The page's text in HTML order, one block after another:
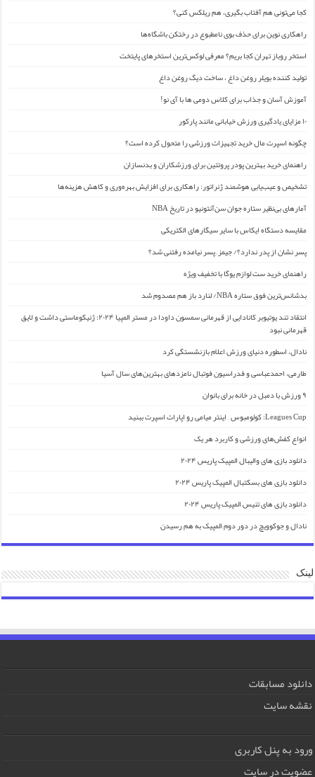
کجا می‌تونی هم آفتاب بگیری، هم ریلکس کنی؟
راهکاری نوین برای حذف بوی نامطبوع در رختکن باشگاه‌ها
استخر روباز تهران کجا بریم؟ معرفی لوکس‌ترین استخرهای پایتخت
تولید کننده بویلر روغن داغ ، ساخت دیگ روغن داغ
آموزش آسان و جذاب برای کلاس دومی ها با آی نو!
۱۰ مزایای یادگیری ورزش خیابانی مانند پارکور
چگونه اسپرت مال خرید تجهیزات ورزشی را متحول کرده است؟
راهنمای خرید بهترین پودر پروتئین برای ورزشکاران و بدنسازان
تشخیص و عیب‌یابی هوشمند ژنراتور: راهکاری برای افزایش بهره‌وری و کاهش هزینه‌ها
آمارهای بی‌نظیر ستاره جوان سن‌آنتونیو در تاریخ NBA
مقایسه دستگاه ایکاس با سایر سیگارهای الکتریکی
پسر نشان از پدر ندارد؟/ جیمز ِ پسر نیامده رفتنی شد؟
راهنمای خرید ست لوازم یوگا با تخفیف ویژه
بدشانس‌ترین فوق ستاره NBA/ لنارد باز هم مصدوم شد
انتقاد تند یوتیوبر کانادایی از قهرمانی سمسون داودا در مستر المپیا ۲۰۲۴: ژنیکوماستی داشت و لایق
قهرمانی نبود
نادال، اسطوره دنیای ورزش اعلام بازنشستگی کرد
طارمی، احمدعباسی و فدراسیون فوتبال نامزدهای بهترین‌های سال آسیا
۹ ورزش با دمبل در خانه برای بانوان
Leagues Cup: کولومبوس – اینتر میامی رو اپارات اسپرت ببنید
انواع کفش‌های ورزشی و کاربرد هر یک
دانلود بازی های والیبال المپیک پاریس ۲۰۲۴
دانلود بازی های بسکتبال المپیک پاریس ۲۰۲۴
دانلود بازی های تنیس المپیک پاریس ۲۰۲۴
نادال و جوکوویچ در دور دوم المپیک به هم رسیدن
لینک
دانلود مسابقات
نقشه سایت
ورود به پنل کاربری
عضویت در سایت